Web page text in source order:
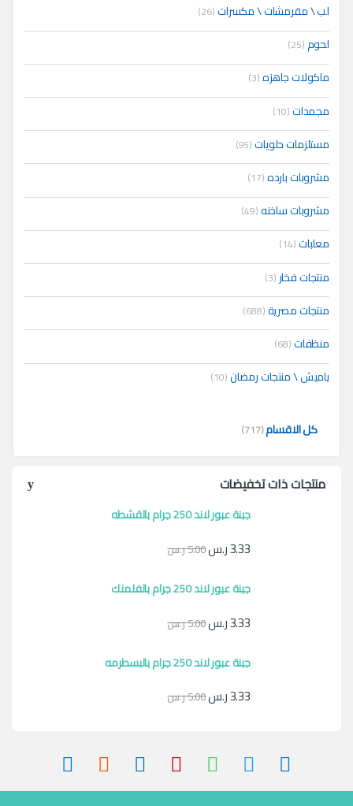
لب \ مقرمشات \ مكسرات(26)
لحوم(25)
ماكولات جاهزه(3)
مجمدات(10)
مستلزمات حلويات(95)
مشروبات بارده(17)
مشروبات ساخنه(49)
معلبات(14)
منتجات فخار (3)
منتجات مصرية(688)
منظفات(68)
ياميش \ منتجات رمضان(10)
كل الاقسام(717)
منتجات ذات تخفيضات
جبنة عبور لاند 250 جرام بالقشطه
3.33ر.س5.00ر.س
جبنة عبور لاند 250 جرام بالفلمنك
3.33ر.س5.00ر.س
جبنة عبور لاند 250 جرام بالبسطرمه
3.33ر.س5.00ر.س